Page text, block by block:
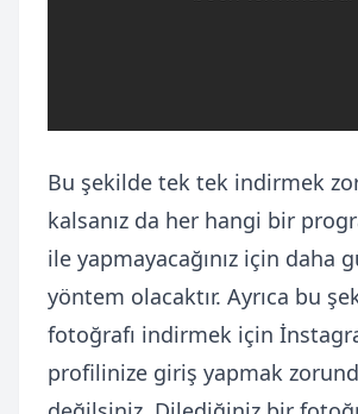
Bu şekilde tek tek indirmek
kalsanız da her hangi bir
ile yapmayacağınız için daha
yöntem olacaktır. Ayrıca bu
fotoğrafı indirmek için
profilinize giriş yapmak